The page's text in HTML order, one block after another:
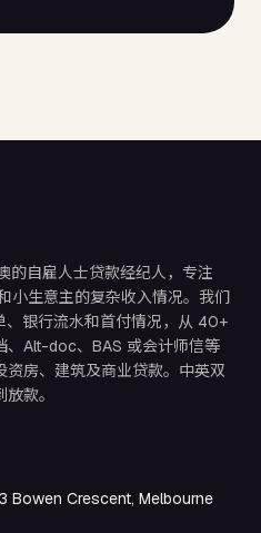
的自雇人士贷款经纪人，专注
小生意主的复杂收入情况。我们
、银行流水和首付情况，从 40+
、Alt-doc、BAS 或会计师信等
房、建筑及商业贷款。中英双
款。
Bowen Crescent, Melbourne